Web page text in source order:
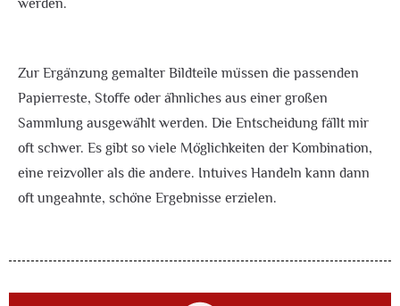
werden.
Zur Ergänzung gemalter Bildteile müssen die passenden
Papierreste, Stoffe oder ähnliches aus einer großen
Sammlung ausgewählt werden. Die Entscheidung fällt mir
oft schwer. Es gibt so viele Möglichkeiten der Kombination,
eine reizvoller als die andere. Intuives Handeln kann dann
oft ungeahnte, schöne Ergebnisse erzielen.